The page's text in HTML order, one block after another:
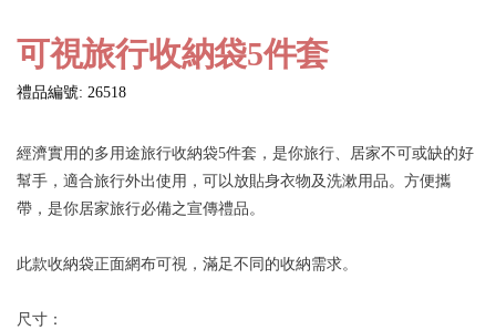
可視旅行收納袋5件套
禮品編號: 26518
經濟實用的多用途旅行收納袋5件套，是你旅行、居家不可或缺的好
幫手，適合旅行外出使用，可以放貼身衣物及洗漱用品。方便攜
帶，是你居家旅行必備之宣傳禮品。
此款收納袋正面網布可視，滿足不同的收納需求。
尺寸：